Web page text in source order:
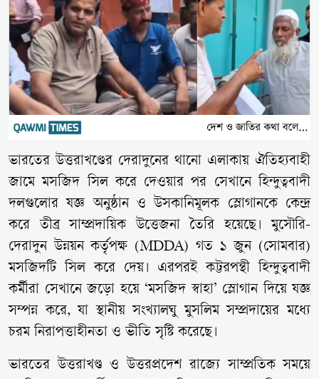
ভারতের উত্তরাখণ্ডের দেরাদুনের থানো এলাকায় ঐতিহ্যবাহী
জামে মসজিদ সিল করে দেওয়ার পর সেখানে হিন্দুত্ববাদী
দলগুলোর যজ্ঞ অনুষ্ঠান ও উসকানিমূলক স্লোগানকে কেন্দ্র
করে তীব্র সাম্প্রদায়িক উত্তেজনা তৈরি হয়েছে। মুসৌরি-
দেরাদুন উন্নয়ন কর্তৃপক্ষ (MDDA) গত ১ জুন (সোমবার)
মসজিদটি সিল করে দেয়। এরপরই কট্টরপন্থী হিন্দুত্ববাদী
কর্মীরা সেখানে জড়ো হয়ে ‘মসজিদ স্বাহা’ স্লোগান দিয়ে যজ্ঞ
সম্পন্ন করে, যা স্থানীয় সংখ্যালঘু মুসলিম সম্প্রদায়ের মধ্যে
চরম নিরাপত্তাহীনতা ও ভীতি সৃষ্টি করেছে।
ভারতের উত্তরাখণ্ড ও উত্তরপ্রদেশ রাজ্যে সাম্প্রতিক সময়ে